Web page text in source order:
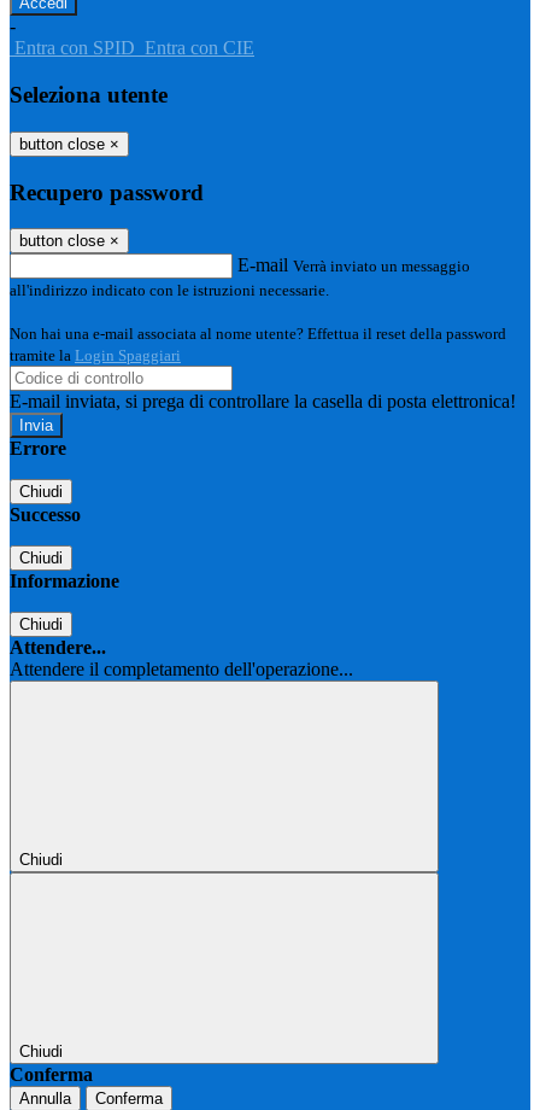
-
Entra con SPID Entra con CIE
Seleziona utente
button close ×
Recupero password
button close ×
E-mail Verrà inviato un messaggio
all'indirizzo indicato con le istruzioni necessarie.
Non hai una e-mail associata al nome utente? Effettua il reset della password
tramite la Login Spaggiari
E-mail inviata, si prega di controllare la casella di posta elettronica!
Errore
Chiudi
Successo
Chiudi
Informazione
Chiudi
Attendere...
Attendere il completamento dell'operazione...
Chiudi
Chiudi
Conferma
Annulla Conferma